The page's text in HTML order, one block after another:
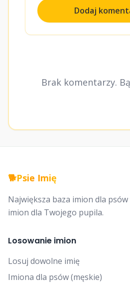
Dodaj
Brak komentarzy.
🐕Psie Imię
Największa baza imion dla psów
imion dla Twojego pupila.
Losowanie imion
Losuj dowolne imię
Imiona dla psów (męskie)